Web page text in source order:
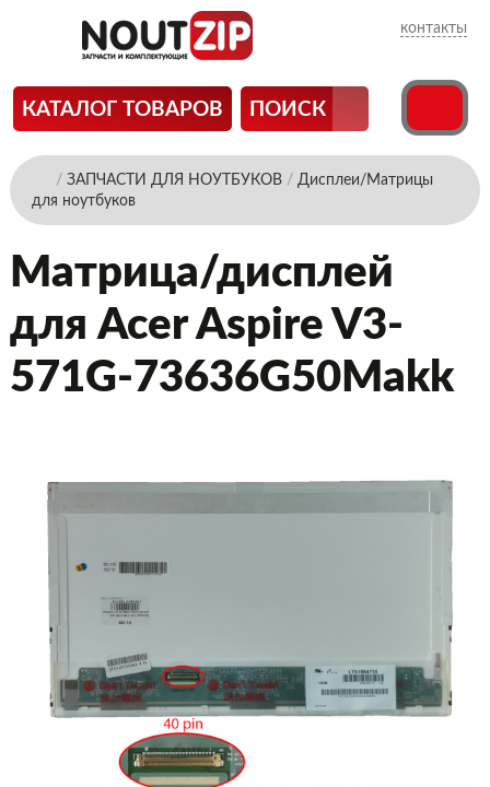
контакты
КАТАЛОГ ТОВАРОВ ПОИСК
/ ЗАПЧАСТИ ДЛЯ НОУТБУКОВ/ Дисплеи/Матрицы
для ноутбуков
Матрица/дисплей
для Acer Aspire V3-
571G-73636G50Makk